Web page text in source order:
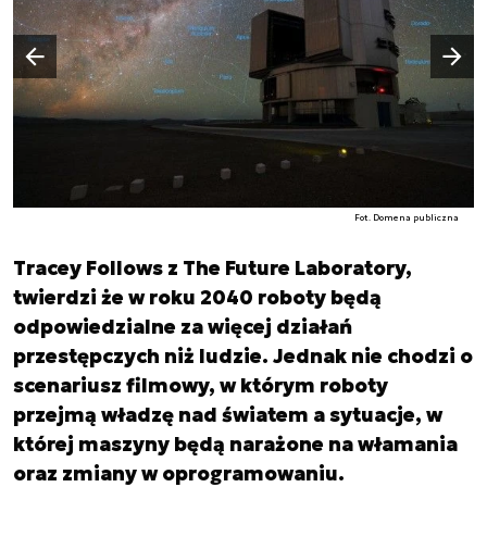
Fot. Domena publiczna
Poprzedni slajd
Następny slajd
Tracey Follows z The Future Laboratory,
twierdzi że w roku 2040 roboty będą
odpowiedzialne za więcej działań
przestępczych niż ludzie. Jednak nie chodzi o
scenariusz filmowy, w którym roboty
przejmą władzę nad światem a sytuacje, w
której maszyny będą narażone na włamania
oraz zmiany w oprogramowaniu.